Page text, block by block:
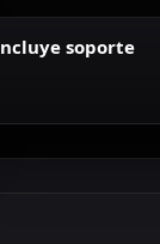
soporte